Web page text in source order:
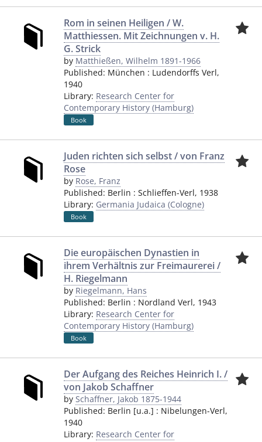
Rom in seinen Heiligen / W.
Matthiessen. Mit Zeichnungen v. H.
G. Strick
by Matthießen, Wilhelm 1891-1966
Published: München : Ludendorffs Verl,
1940
Library: Research Center for
Contemporary History (Hamburg)
Book
Juden richten sich selbst / von Franz
Rose
by Rose, Franz
Published: Berlin : Schlieffen-Verl, 1938
Library: Germania Judaica (Cologne)
Book
Die europäischen Dynastien in
ihrem Verhältnis zur Freimaurerei /
H. Riegelmann
by Riegelmann, Hans
Published: Berlin : Nordland Verl, 1943
Library: Research Center for
Contemporary History (Hamburg)
Book
Der Aufgang des Reiches Heinrich I. /
von Jakob Schaffner
by Schaffner, Jakob 1875-1944
Published: Berlin [u.a.] : Nibelungen-Verl,
1940
Library: Research Center for